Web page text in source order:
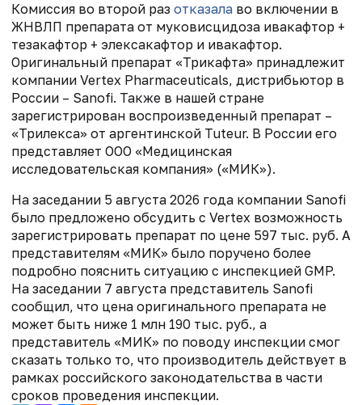
Комиссия во второй раз отказала во включении в
ЖНВЛП препарата от муковисцидоза ивакафтор +
тезакафтор + элексакафтор и ивакафтор.
Оригинальный препарат «Трикафта» принадлежит
компании Vertex Pharmaceuticals, дистрибьютор в
России – Sanofi. Также в нашей стране
зарегистрирован воспроизведенный препарат –
«Трилекса» от аргентинской Tuteur. В России его
представляет ООО «Медицинская
исследовательская компания» («МИК»).
На заседании 5 августа 2026 года компании Sanofi
было предложено обсудить с Vertex возможность
зарегистрировать препарат по цене 597 тыс. руб. А
представителям «МИК» было поручено более
подробно пояснить ситуацию с инспекцией GMP.
На заседании 7 августа представитель Sanofi
сообщил, что цена оригинального препарата не
может быть ниже 1 млн 190 тыс. руб., а
представитель «МИК» по поводу инспекции смог
сказать только то, что производитель действует в
рамках российского законодательства в части
сроков проведения инспекции.